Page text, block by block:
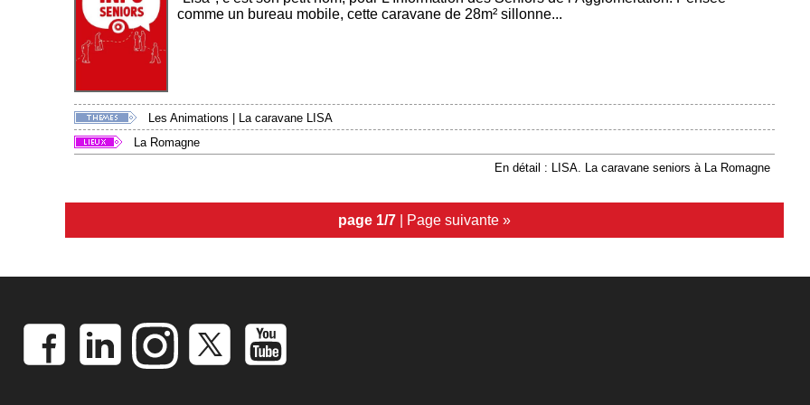
comme un bureau mobile, cette caravane de 28m² sillonne...
Les Animations
La caravane LISA
La Romagne
En détail : LISA. La caravane seniors à La Romagne
page 1/7 | Page suivante »